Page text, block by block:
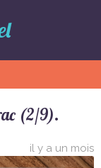
(2/9).
il y a un mois